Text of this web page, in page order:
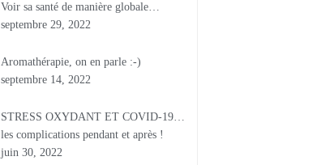
Voir sa santé de manière globale…
septembre 29, 2022
Aromathérapie, on en parle :-)
septembre 14, 2022
STRESS OXYDANT ET COVID-19…
les complications pendant et après !
juin 30, 2022